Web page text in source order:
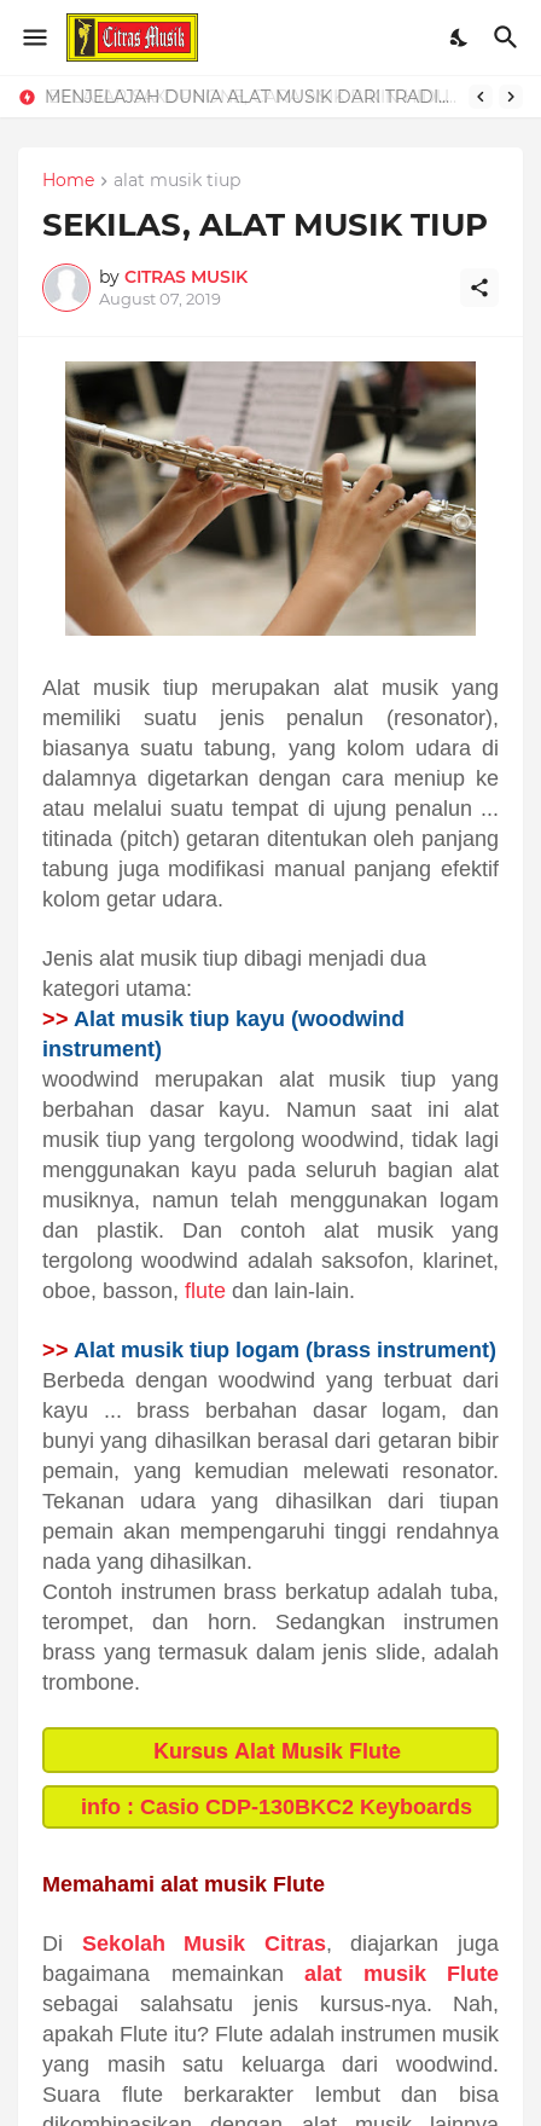
MENJELAJAH DUNIA ALAT MUSIK DARI TRADISIONAL HINGGA DIGITAL
Home alat musik tiup
SEKILAS, ALAT MUSIK TIUP
by CITRAS MUSIK
August 07, 2019
Alat musik tiup merupakan alat musik yang
memiliki suatu jenis penalun (resonator),
biasanya suatu tabung, yang kolom udara di
dalamnya digetarkan dengan cara meniup ke
atau melalui suatu tempat di ujung penalun ...
titinada (pitch) getaran ditentukan oleh panjang
tabung juga modifikasi manual panjang efektif
kolom getar udara.
Jenis alat musik tiup dibagi menjadi dua
kategori utama:
>> Alat musik tiup kayu (woodwind
instrument)
woodwind merupakan alat musik tiup yang
berbahan dasar kayu. Namun saat ini alat
musik tiup yang tergolong woodwind, tidak lagi
menggunakan kayu pada seluruh bagian alat
musiknya, namun telah menggunakan logam
dan plastik. Dan contoh alat musik yang
tergolong woodwind adalah saksofon, klarinet,
oboe, basson, flute dan lain-lain.
>> Alat musik tiup logam (brass instrument)
Berbeda dengan woodwind yang terbuat dari
kayu ... brass berbahan dasar logam, dan
bunyi yang dihasilkan berasal dari getaran bibir
pemain, yang kemudian melewati resonator.
Tekanan udara yang dihasilkan dari tiupan
pemain akan mempengaruhi tinggi rendahnya
nada yang dihasilkan.
Contoh instrumen brass berkatup adalah tuba,
terompet, dan horn. Sedangkan instrumen
brass yang termasuk dalam jenis slide, adalah
trombone.
Kursus Alat Musik Flute
info : Casio CDP-130BKC2 Keyboards
Memahami alat musik Flute
Di Sekolah Musik Citras, diajarkan juga
bagaimana memainkan alat musik Flute
sebagai salahsatu jenis kursus-nya. Nah,
apakah Flute itu? Flute adalah instrumen musik
yang masih satu keluarga dari woodwind.
Suara flute berkarakter lembut dan bisa